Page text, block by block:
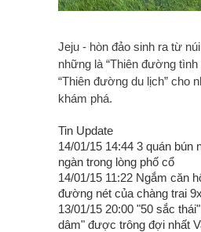
Jeju - hòn đảo sinh ra từ
những là “Thiên đường tình
“Thiên đường du lịch” cho
khám phá.
Tin Update
14/01/15 14:44 3 quán bún
ngàn trong lòng phố cổ
14/01/15 11:22 Ngắm căn
đường nét của chàng trai
13/01/15 20:00 "50 sắc
dâm" được trông đợi nhất